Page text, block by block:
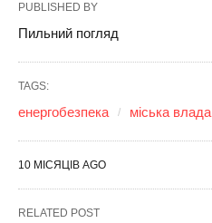
PUBLISHED BY
Пильний погляд
TAGS:
енергобезпека міська влада
10 МІСЯЦІВ AGO
RELATED POST